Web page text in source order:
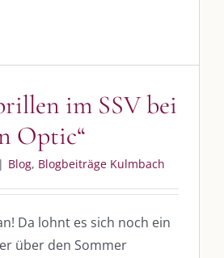
im SSV bei
Optic“
| Blog, Blogbeiträge Kulmbach
Da lohnt es sich noch ein
über den Sommer